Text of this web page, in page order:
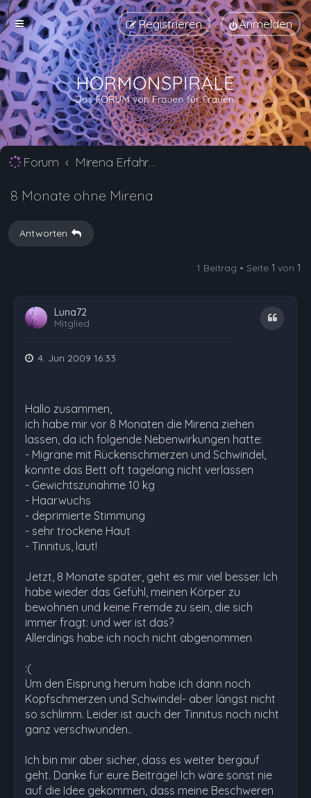
Anmelden
Registrieren
Forum Mirena Erfahrungsberichte und Nebenwirkungen
8 Monate ohne Mirena
Antworten
1 Beitrag • Seite 1 von 1
Luna72
Mitglied
Zitat
4. Jun 2009 16:33
Hallo zusammen,
ich habe mir vor 8 Monaten die Mirena ziehen
lassen, da ich folgende Nebenwirkungen hatte:
- Migräne mit Rückenschmerzen und Schwindel,
konnte das Bett oft tagelang nicht verlassen
- Gewichtszunahme 10 kg
- Haarwuchs
- deprimierte Stimmung
- sehr trockene Haut
- Tinnitus, laut!
Jetzt, 8 Monate später, geht es mir viel besser. Ich
habe wieder das Gefühl, meinen Körper zu
bewohnen und keine Fremde zu sein, die sich
immer fragt: und wer ist das?
Allerdings habe ich noch nicht abgenommen
:(
Um den Eisprung herum habe ich dann noch
Kopfschmerzen und Schwindel- aber längst nicht
so schlimm. Leider ist auch der Tinnitus noch nicht
ganz verschwunden..
Ich bin mir aber sicher, dass es weiter bergauf
geht. Danke für eure Beiträge! Ich wäre sonst nie
auf die Idee gekommen, dass meine Beschweren